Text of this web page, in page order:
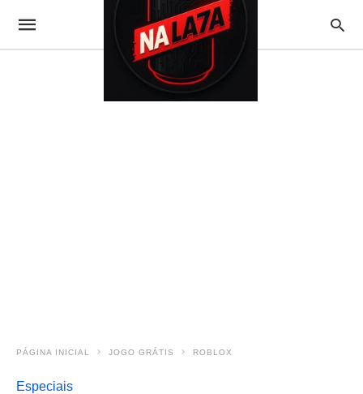
PÁGINA INICIAL JOGO GRÁTIS ROBLOX
Especiais